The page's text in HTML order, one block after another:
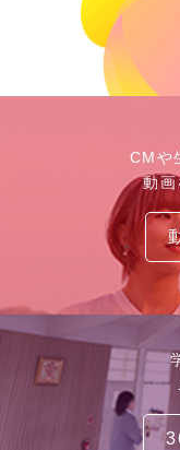
CMや
動画